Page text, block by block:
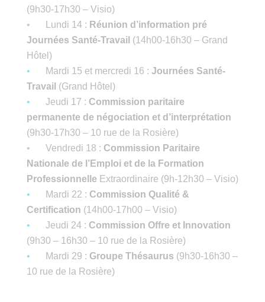
(9h30-17h30 – Visio)
Lundi 14 : Réunion d’information pré
Journées Santé-Travail (14h00-16h30 – Grand
Hôtel)
Mardi 15 et mercredi 16 : Journées Santé-
Travail (Grand Hôtel)
Jeudi 17 : Commission paritaire
permanente de négociation et d’interprétation
(9h30-17h30 – 10 rue de la Rosière)
Vendredi 18 : Commission Paritaire
Nationale de l’Emploi et de la Formation
Professionnelle Extraordinaire (9h-12h30 – Visio)
Mardi 22 : Commission Qualité &
Certification (14h00-17h00 – Visio)
Jeudi 24 : Commission Offre et Innovation
(9h30 – 16h30 – 10 rue de la Rosière)
Mardi 29 : Groupe Thésaurus (9h30-16h30 –
10 rue de la Rosière)